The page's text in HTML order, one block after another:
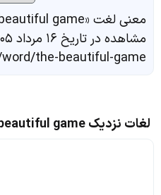
معنی لغت «the beautiful game» در
the-beautiful-game
لغات نزدیک the beautiful game